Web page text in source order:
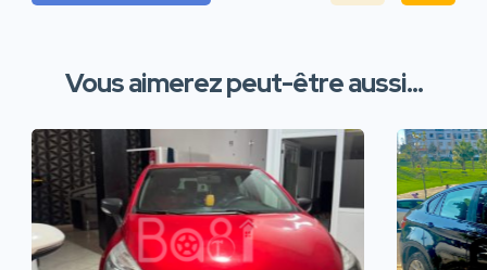
Vous aimerez peut-être aussi...